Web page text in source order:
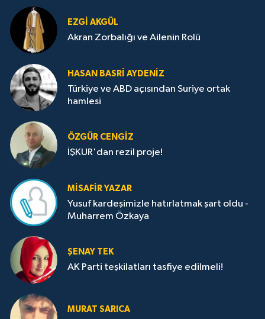
EZGI AKGÜL
Akran Zorbalığı ve Ailenin Rolü
HASAN BASRI AYDENIZ
Türkiye ve ABD açısından Suriye ortak
hamlesi
ÖZGÜR CENGIZ
İŞKUR'dan rezil proje!
MISAFIR YAZAR
Yusuf kardeşimizle hatırlatmak şart oldu -
Muharrem Özkaya
ŞENAY TEK
AK Parti teşkilatları tasfiye edilmeli!
MURAT SARICA